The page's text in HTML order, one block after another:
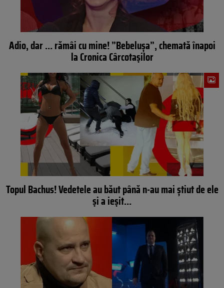
Adio, dar … rămâi cu mine! ”Bebelușa”, chemată înapoi
la Cronica Cârcotașilor
Topul Bachus! Vedetele au băut până n-au mai știut de ele
și a ieșit…